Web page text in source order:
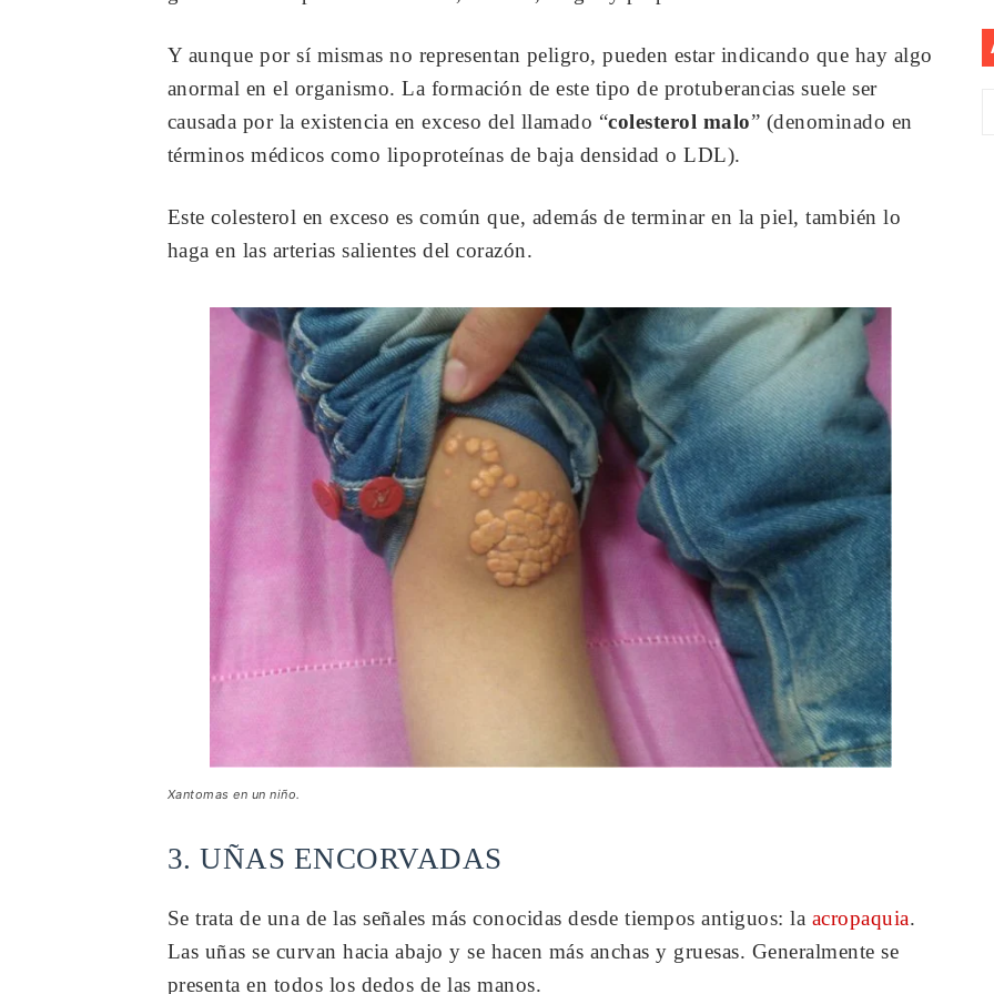
Y aunque por sí mismas no representan peligro, pueden estar indicando que hay algo
anormal en el organismo. La formación de este tipo de protuberancias suele ser
causada por la existencia en exceso del llamado “colesterol malo” (denominado en
términos médicos como lipoproteínas de baja densidad o LDL).
Este colesterol en exceso es común que, además de terminar en la piel, también lo
haga en las arterias salientes del corazón.
Xantomas en un niño.
3. UÑAS ENCORVADAS
Se trata de una de las señales más conocidas desde tiempos antiguos: la acropaquia.
Las uñas se curvan hacia abajo y se hacen más anchas y gruesas. Generalmente se
presenta en todos los dedos de las manos.